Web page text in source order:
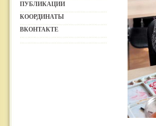
ПУБЛИКАЦИИ
КООРДИНАТЫ
ВКОНТАКТЕ